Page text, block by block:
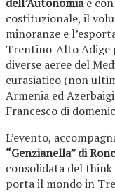
costituzionale, il
minoranze e
Trentino-Alto Adige
diverse aeree del
eurasiatico (non
Armenia ed
Francesco di
L’evento,
“Genzianella” di
consolidata del
porta il mondo in